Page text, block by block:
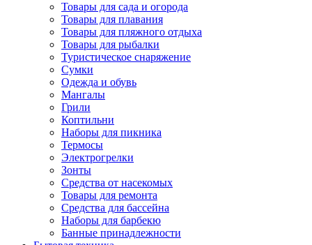
Товары для сада и огорода
Товары для плавания
Товары для пляжного отдыха
Товары для рыбалки
Туристическое снаряжение
Сумки
Одежда и обувь
Мангалы
Грили
Коптильни
Наборы для пикника
Термосы
Электрогрелки
Зонты
Средства от насекомых
Товары для ремонта
Средства для бассейна
Наборы для барбекю
Банные принадлежности